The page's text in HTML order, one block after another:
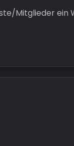
Mitglieder ein